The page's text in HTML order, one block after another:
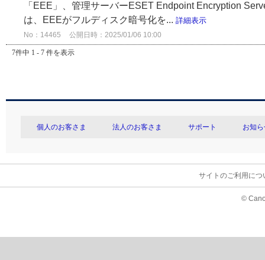
「EEE」、管理サーバーESET Endpoint Encryption
は、EEEがフルディスク暗号化を... 詳細表示
No：14465 公開日時：2025/01/06 10:00
7件中 1 - 7 件を表示
個人のお客さま 法人のお客さま サポート お知
サイトのご利用につ
©